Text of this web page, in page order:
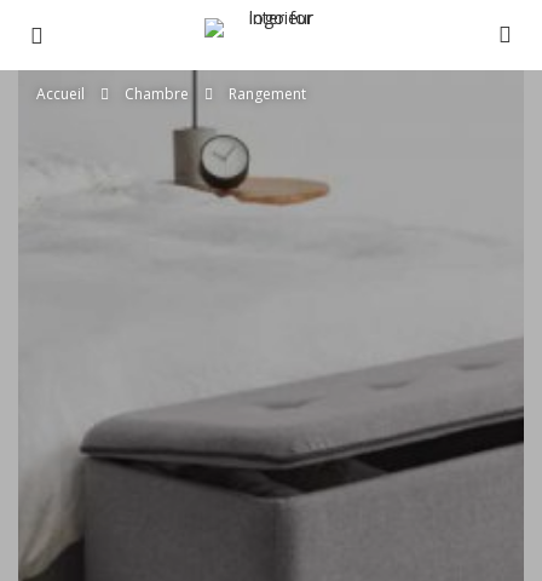
Accueil Chambre Rangement